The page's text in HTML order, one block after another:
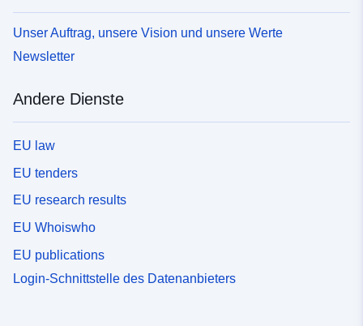
Unser Auftrag, unsere Vision und unsere Werte
Newsletter
Andere Dienste
EU law
EU tenders
EU research results
EU Whoiswho
EU publications
Login-Schnittstelle des Datenanbieters